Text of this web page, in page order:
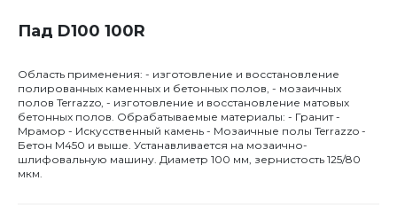
Пад D100 100R
Область применения: - изготовление и восстановление
полированных каменных и бетонных полов, - мозаичных
полов Terrazzo, - изготовление и восстановление матовых
бетонных полов. Обрабатываемые материалы: - Гранит -
Мрамор - Искусственный камень - Мозаичные полы Terrazzo -
Бетон М450 и выше. Устанавливается на мозаично-
шлифовальную машину. Диаметр 100 мм, зернистость 125/80
мкм.